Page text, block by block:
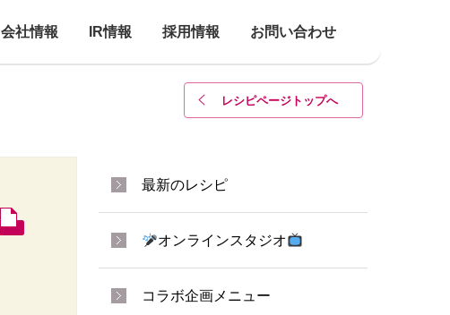
会社情報 IR情報 採用情報 お問い合わせ
レシピページトップへ
最新のレシピ
オンラインスタジオ
コラボ企画メニュー